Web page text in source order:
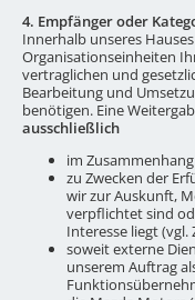
4. Empfänger oder
Innerhalb unseres
Organisationseinheiten
vertraglichen und
Bearbeitung und
benötigen. Eine
ausschließlich
im
zu Zwecken der
wir zur Auskunft,
verpflichtet sind
Interesse liegt (vgl.
soweit externe
unserem Auftrag